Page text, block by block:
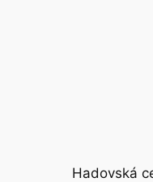
Hadovská